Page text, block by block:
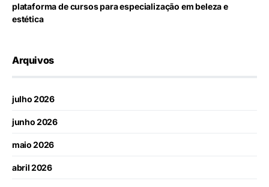
plataforma de cursos para especialização em beleza e
estética
Arquivos
julho 2026
junho 2026
maio 2026
abril 2026